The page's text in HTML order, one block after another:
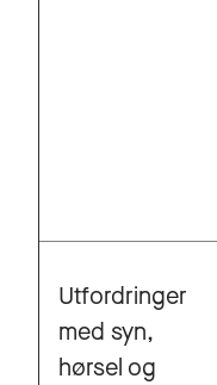
Utfordringer
med syn,
hørsel og